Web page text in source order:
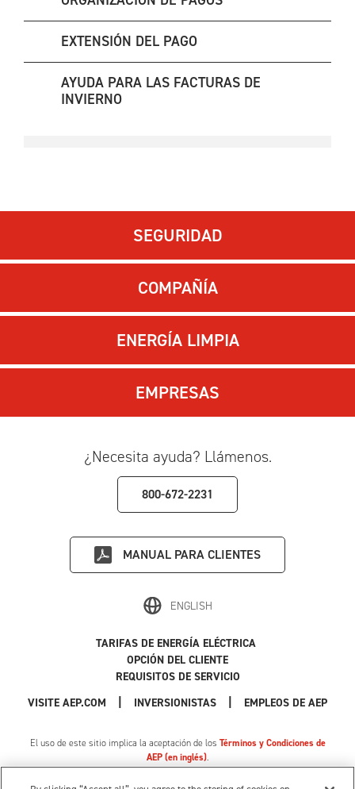
EXTENSIÓN DEL PAGO
AYUDA PARA LAS FACTURAS DE
INVIERNO
SEGURIDAD
COMPAÑÍA
ENERGÍA LIMPIA
EMPRESAS
¿Necesita ayuda? Llámenos.
800-672-2231
MANUAL PARA CLIENTES
ENGLISH
VISITE AEP.COM INVERSIONISTAS EMPLEOS DE AEP
TARIFAS DE ENERGÍA ELÉCTRICA
OPCIÓN DEL CLIENTE
REQUISITOS DE SERVICIO
El uso de este sitio implica la aceptación de los Términos y Condiciones de
AEP (en inglés).
Política de Privacidad
| Cookie Settings
|
Sus opciones de privacidad